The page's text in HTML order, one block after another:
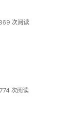
次阅读
次阅读